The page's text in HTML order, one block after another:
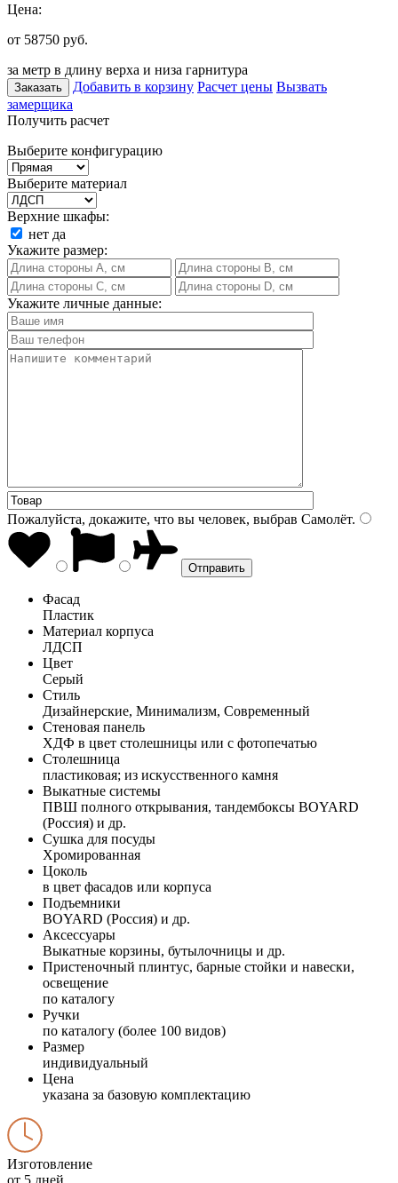
Цена:
от 58750 руб.
за метр в длину верха и низа гарнитура
Заказать Добавить в корзину Расчет цены Вызвать
замерщика
Получить расчет
Выберите конфигурацию
Выберите материал
Верхние шкафы:
нет да
Укажите размер:
Укажите личные данные:
Пожалуйста, докажите, что вы человек, выбрав Самолёт.
Фасад
Пластик
Материал корпуса
ЛДСП
Цвет
Серый
Стиль
Дизайнерские, Минимализм, Современный
Стеновая панель
ХДФ в цвет столешницы или с фотопечатью
Столешница
пластиковая; из искусственного камня
Выкатные системы
ПВШ полного открывания, тандембоксы BOYARD
(Россия) и др.
Сушка для посуды
Хромированная
Цоколь
в цвет фасадов или корпуса
Подъемники
BOYARD (Россия) и др.
Аксессуары
Выкатные корзины, бутылочницы и др.
Пристеночный плинтус, барные стойки и навески,
освещение
по каталогу
Ручки
по каталогу (более 100 видов)
Размер
индивидуальный
Цена
указана за базовую комплектацию
Изготовление
от 5 дней